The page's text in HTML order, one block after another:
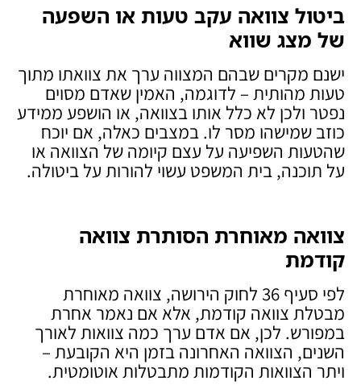
ביטול צוואה עקב טעות או השפעה
של מצג שווא
ישנם מקרים שבהם המצווה ערך את צוואתו מתוך
טעות מהותית – לדוגמה, האמין שאדם מסוים
נפטר ולכן לא כלל אותו בצוואה, או הושפע ממידע
כוזב שמישהו מסר לו. במצבים כאלה, אם יוכח
שהטעות השפיעה על עצם קיומה של הצוואה או
על תוכנה, בית המשפט עשוי להורות על ביטולה.
צוואה מאוחרת הסותרת צוואה
קודמת
לפי סעיף 36 לחוק הירושה, צוואה מאוחרת
מבטלת צוואה קודמת, אלא אם נאמר אחרת
במפורש. לכן, אם אדם ערך כמה צוואות לאורך
השנים, הצוואה האחרונה בזמן היא הקובעת –
ויתר הצוואות הקודמות מתבטלות אוטומטית.